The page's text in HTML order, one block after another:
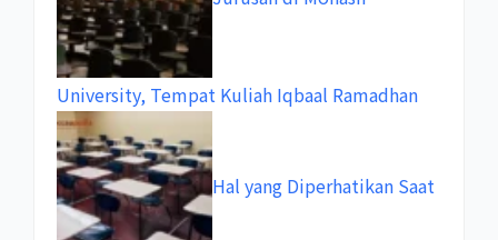
University, Tempat Kuliah Iqbaal Ramadhan
Hal yang Diperhatikan Saat